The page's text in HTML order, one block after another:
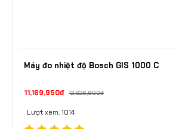
Máy đo nhiệt độ Bosch GIS 1000 C
11,169,950đ 12,626,900đ
Lượt xem: 1014